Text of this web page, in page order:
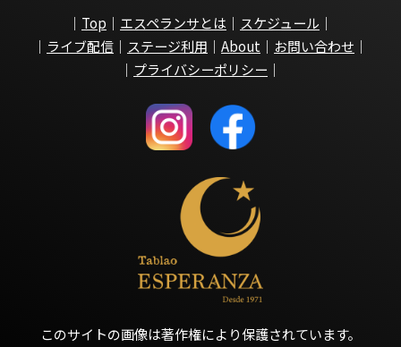
｜ Top ｜ エスペランサとは ｜ スケジュール ｜
｜ ライブ配信 ｜ ステージ利用 ｜ About ｜ お問い合わせ ｜
｜ プライバシーポリシー ｜
このサイトの画像は著作権により保護されています。